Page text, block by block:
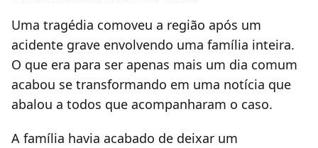
Uma tragédia comoveu a região após um
acidente grave envolvendo uma família inteira.
O que era para ser apenas mais um dia comum
acabou se transformando em uma notícia que
abalou a todos que acompanharam o caso.
A família havia acabado de deixar um